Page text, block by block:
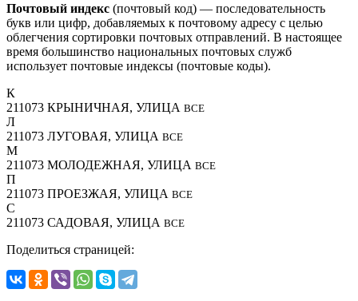
Почтовый индекс (почтовый код) — последовательность
букв или цифр, добавляемых к почтовому адресу с целью
облегчения сортировки почтовых отправлений. В настоящее
время большинство национальных почтовых служб
использует почтовые индексы (почтовые коды).
К
211073 КРЫНИЧНАЯ, УЛИЦА ВСЕ
Л
211073 ЛУГОВАЯ, УЛИЦА ВСЕ
М
211073 МОЛОДЕЖНАЯ, УЛИЦА ВСЕ
П
211073 ПРОЕЗЖАЯ, УЛИЦА ВСЕ
С
211073 САДОВАЯ, УЛИЦА ВСЕ
Поделиться страницей: